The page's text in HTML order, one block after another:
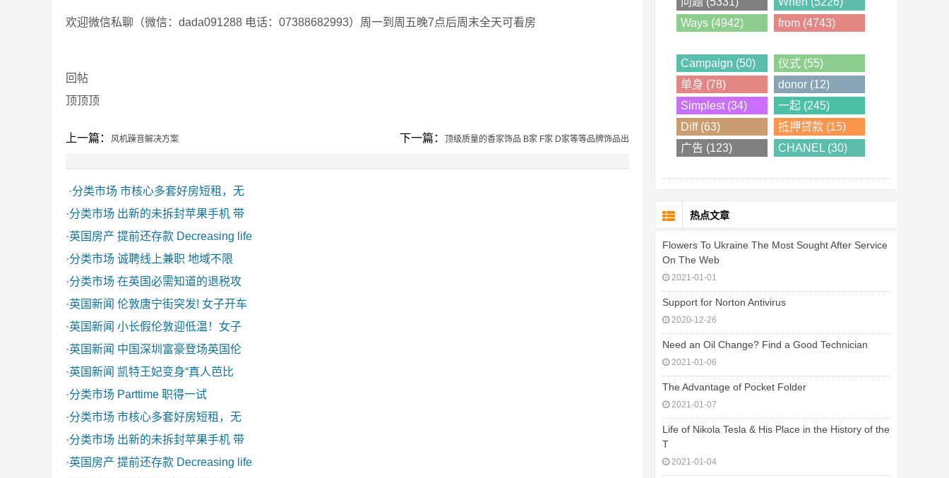
欢迎微信私聊（微信：dada091288 电话：07388682993）周一到周五晚7点后周末全天可看房
回帖
顶顶顶
上一篇： 风机躁音解决方案 下一篇： 顶级质量的香家饰品 B家 F家 D家等等品牌饰品出
·分类市场 市核心多套好房短租，无
·分类市场 出新的未拆封苹果手机 带
·英国房产 提前还存款 Decreasing life
·分类市场 诚聘线上兼职 地域不限
·分类市场 在英国必需知道的退税攻
·英国新闻 伦敦唐宁街突发! 女子开车
·英国新闻 小长假伦敦迎低温！女子
·英国新闻 中国深圳富豪登场英国伦
·英国新闻 凯特王妃变身“真人芭比
·分类市场 Parttime 职得一试
·分类市场 市核心多套好房短租，无
·分类市场 出新的未拆封苹果手机 带
·英国房产 提前还存款 Decreasing life
Ways (4942)
from (4743)
Campaign (50)
仪式 (55)
单身 (78)
donor (12)
Simplest (34)
一起 (245)
Diff (63)
抵押贷款 (15)
广告 (123)
CHANEL (30)
热点文章
Flowers To Ukraine The Most Sought After Service
On The Web
2021-01-01
Support for Norton Antivirus
2020-12-26
Need an Oil Change? Find a Good Technician
2021-01-06
The Advantage of Pocket Folder
2021-01-07
Life of Nikola Tesla & His Place in the History of the
T
2021-01-04